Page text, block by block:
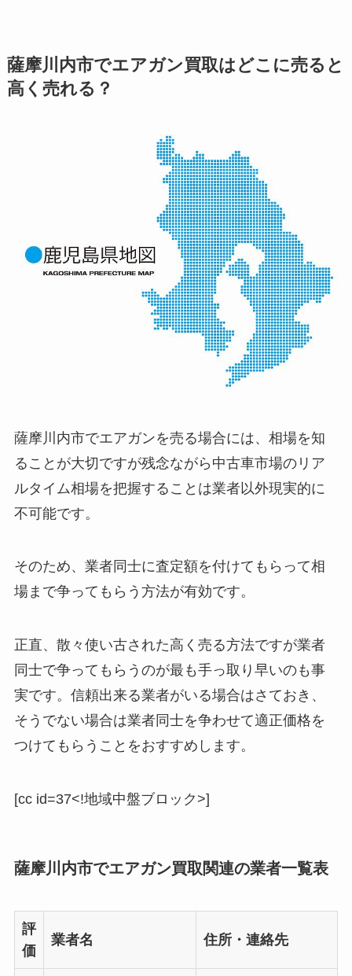
薩摩川内市でエアガン買取はどこに売ると
高く売れる？
薩摩川内市でエアガンを売る場合には、相場を知
ることが大切ですが残念ながら中古車市場のリア
ルタイム相場を把握することは業者以外現実的に
不可能です。
そのため、業者同士に査定額を付けてもらって相
場まで争ってもらう方法が有効です。
正直、散々使い古された高く売る方法ですが業者
同士で争ってもらうのが最も手っ取り早いのも事
実です。信頼出来る業者がいる場合はさておき、
そうでない場合は業者同士を争わせて適正価格を
つけてもらうことをおすすめします。
[cc id=37<!地域中盤ブロック>]
薩摩川内市でエアガン買取関連の業者一覧表
評
価
業者名 住所・連絡先